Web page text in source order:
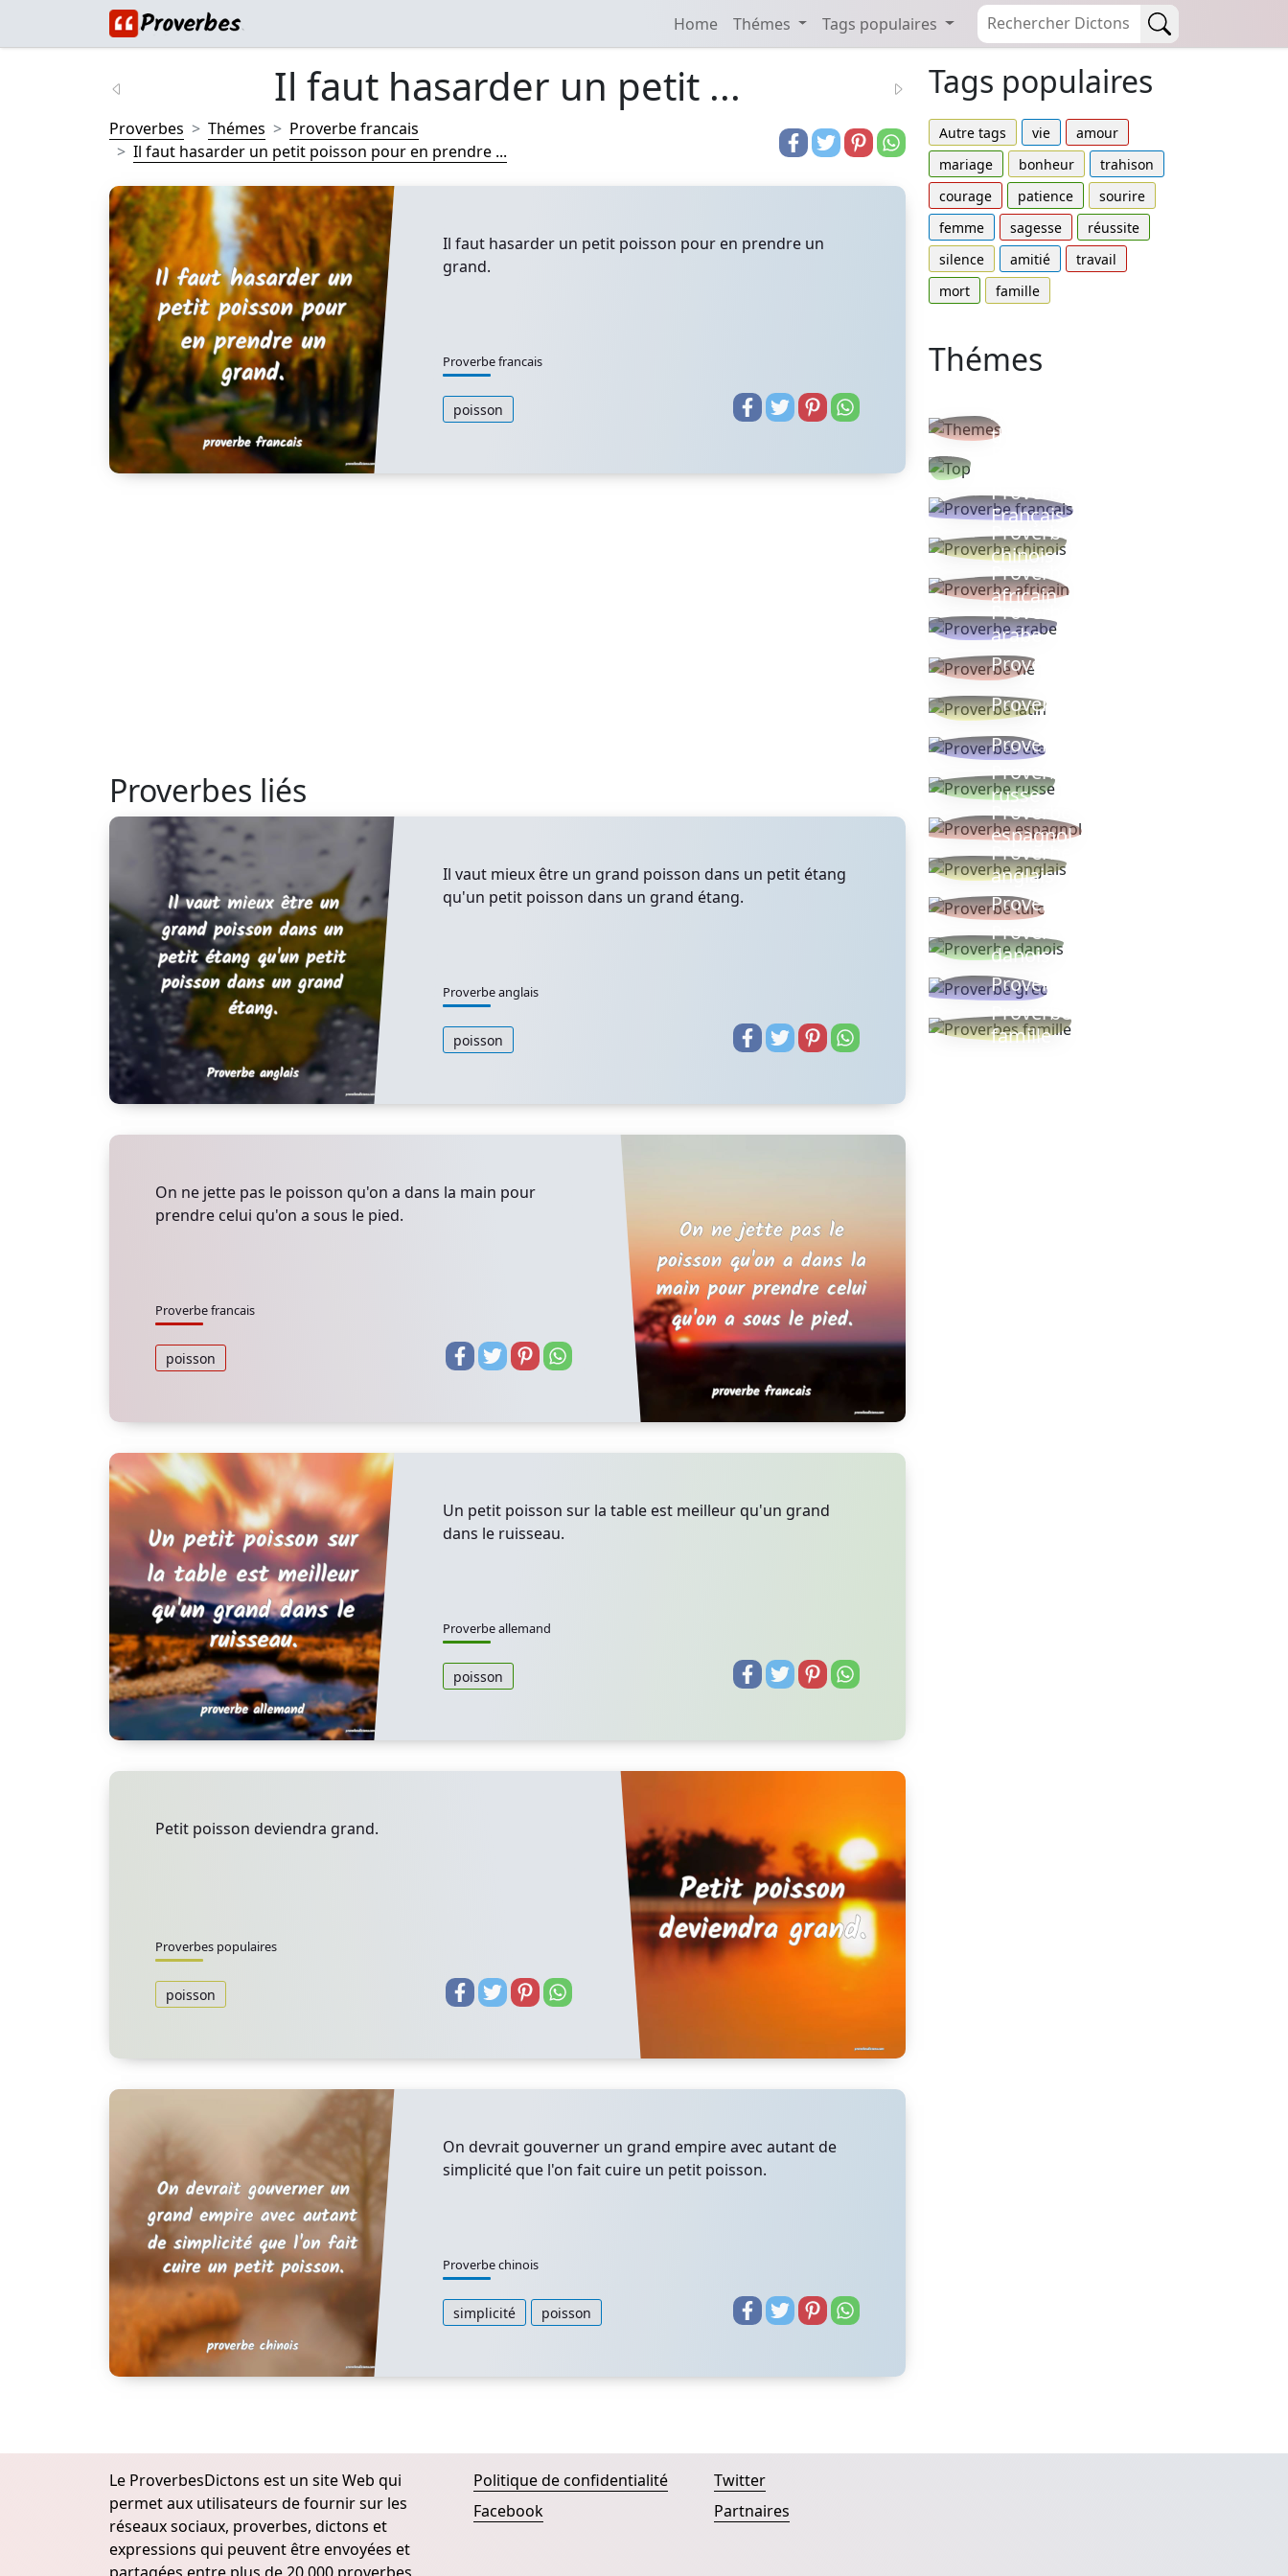
Home Thémes Tags populaires
Il faut hasarder un petit ...
Proverbes Thémes
Proverbe francais
Il faut hasarder un petit poisson pour en prendre ...
Il faut hasarder un petit poisson pour en prendre un
grand.
Proverbe francais
poisson
Proverbes liés
Il vaut mieux être un grand poisson dans un petit étang
qu'un petit poisson dans un grand étang.
Proverbe anglais
poisson
On ne jette pas le poisson qu'on a dans la main pour
prendre celui qu'on a sous le pied.
Proverbe francais
poisson
Un petit poisson sur la table est meilleur qu'un grand
dans le ruisseau.
Proverbe allemand
poisson
Petit poisson deviendra grand.
Proverbes populaires
poisson
On devrait gouverner un grand empire avec autant de
simplicité que l'on fait cuire un petit poisson.
Proverbe chinois
simplicité poisson
Tags populaires
Autre tags vie
amour
mariage
bonheur
trahison
courage
patience
sourire
femme
sagesse
réussite
silence
amitié
travail
mort
famille
Thémes
thèmes
Proverbe
Français
Proverbe
chinois
Proverbe
africain
Proverbe
arabe
Proverbe vie
Proverbe latin
Proverbes ete
Proverbe
russe
Proverbe
espagnol
Proverbe
anglais
Proverbe turc
Proverbe
danois
Proverbe grec
Proverbes
famille
Le ProverbesDictons est un site Web qui
permet aux utilisateurs de fournir sur les
réseaux sociaux, proverbes, dictons et
expressions qui peuvent être envoyées et
Politique de confidentialité
Facebook
Twitter
Partnaires